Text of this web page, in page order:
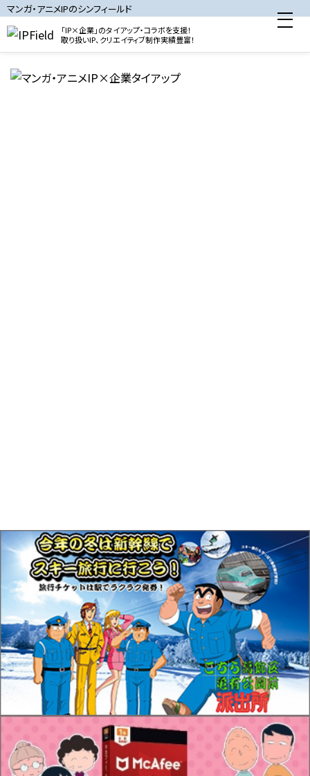
マンガ・アニメIPのシンフィールド
「IP×企業」のタイアップ・コラボを支援！
取り扱いIP、クリエイティブ制作実績豊富！